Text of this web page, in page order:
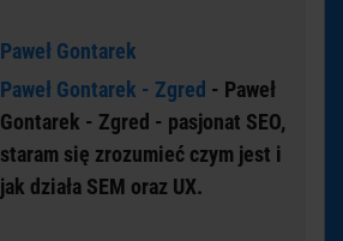
Paweł Gontarek
Paweł Gontarek - Zgred - Paweł
Gontarek - Zgred - pasjonat SEO,
staram się zrozumieć czym jest i
jak działa SEM oraz UX.